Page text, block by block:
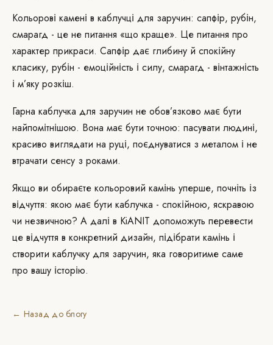
Кольорові камені в каблучці для заручин: сапфір, рубін,
смарагд - це не питання «що краще». Це питання про
характер прикраси. Сапфір дає глибину й спокійну
класику, рубін - емоційність і силу, смарагд - вінтажність
і м’яку розкіш.
Гарна каблучка для заручин не обов’язково має бути
найпомітнішою. Вона має бути точною: пасувати людині,
красиво виглядати на руці, поєднуватися з металом і не
втрачати сенсу з роками.
Якщо ви обираєте кольоровий камінь уперше, почніть із
відчуття: якою має бути каблучка - спокійною, яскравою
чи незвичною? А далі в KiANIT допоможуть перевести
це відчуття в конкретний дизайн, підібрати камінь і
створити каблучку для заручин, яка говоритиме саме
про вашу історію.
← Назад до блогу